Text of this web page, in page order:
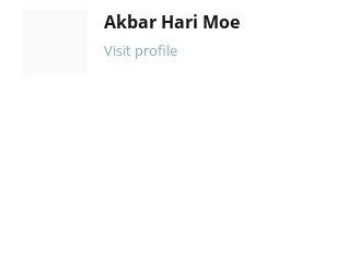
Akbar Hari Moe
Visit profile